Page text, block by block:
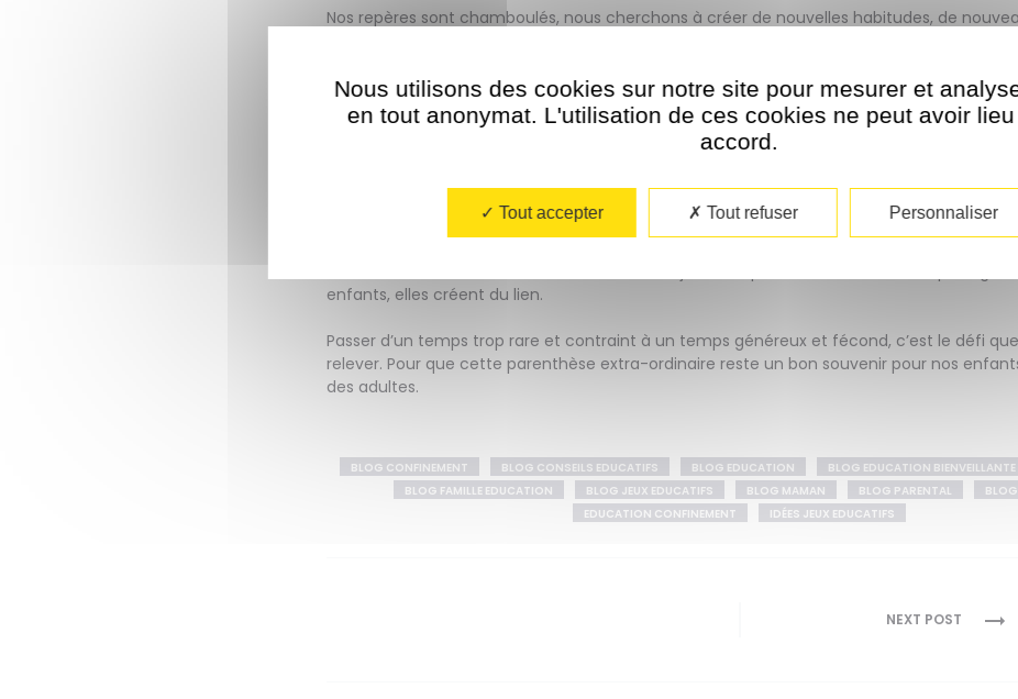
Nos repères sont chamboulés, nous cherchons à créer de nouvelles habitudes, de
Pendant les semaines qui viennent, nous allons poster sur le blog de Poppik des idées
variées, pour vous inspirer et vous aider à vivre des moments joyeux avec vos enfants.
défouler, s’intéresser aux sciences, faire des activités créatives simples à mettre en
monotonie du quotidien, éveiller son imaginaire, comprendre l’actualité, rire ensemble,
Ce sont des activités gratuites, testées et sélectionnées selon plusieurs critères. Elles
enfants, elles créent du lien.
Passer d’un temps trop rare et contraint à un temps généreux et fécond, c’est le défi
relever. Pour que cette parenthèse extra-ordinaire reste un bon souvenir pour nos
des adultes.
BLOG CONFINEMENT BLOG CONSEILS EDUCATIFS BLOG EDUCATION BLOG EDUCATION BIENVEILLANTE
BLOG FAMILLE EDUCATION
BLOG JEUX EDUCATIFS BLOG MAMAN BLOG PARENTAL
EDUCATION CONFINEMENT
IDÉES JEUX EDUCATIFS
NEXT POST
Nous utilisons des cookies sur notre site pour mesurer et
en tout anonymat. L'utilisation de ces cookies ne peut avoir
accord.​
Tout accepter Tout refuser Personnaliser